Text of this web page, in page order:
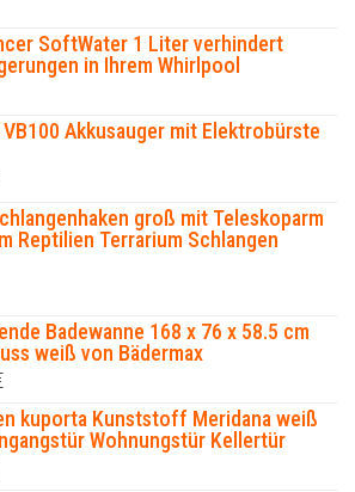
SoftWater 1 Liter verhindert
in Ihrem Whirlpool
Akkusauger mit Elektrobürste
groß mit Teleskoparm
Reptilien Terrarium Schlangen
Badewanne 168 x 76 x 58.5 cm
weiß von Bädermax
kuporta Kunststoff Meridana weiß
Wohnungstür Kellertür